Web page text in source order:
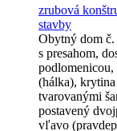
zrubová
stavby
Obytný dom č.
s presahom,
(hálka),
tvarovanými
postavený
vľavo